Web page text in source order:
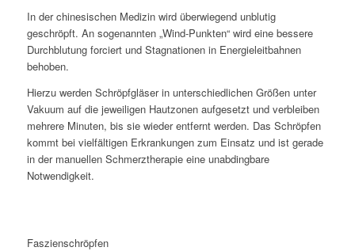
In der chinesischen Medizin wird überwiegend unblutig
geschröpft. An sogenannten „Wind-Punkten“ wird eine bessere
Durchblutung forciert und Stagnationen in Energieleitbahnen
behoben.
Hierzu werden Schröpfgläser in unterschiedlichen Größen unter
Vakuum auf die jeweiligen Hautzonen aufgesetzt und verbleiben
mehrere Minuten, bis sie wieder entfernt werden. Das Schröpfen
kommt bei vielfältigen Erkrankungen zum Einsatz und ist gerade
in der manuellen Schmerztherapie eine unabdingbare
Notwendigkeit.
Faszienschröpfen